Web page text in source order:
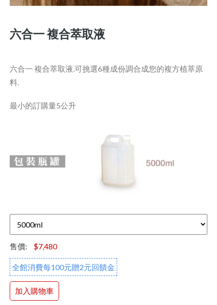
六合一 複合萃取液
六合一 複合萃取液.可挑選6種成份調合成您的複方植萃原
料.
最小的訂購量5公升
售價: $7,480
全館消費每100元贈2元回饋金
加入購物車